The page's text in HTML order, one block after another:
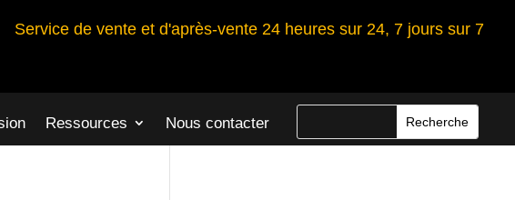
Service de vente et d'après-vente 24 heures sur 24, 7 jours sur 7
Ressources Nous contacter